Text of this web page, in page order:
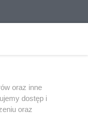
oraz inne
dostęp i
oraz